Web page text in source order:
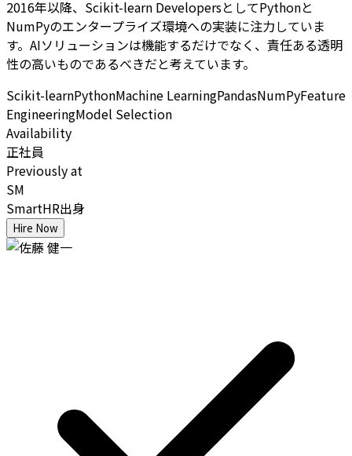
2016年以降、Scikit-learn DevelopersとしてPythonと
NumPyのエンタープライズ環境への実装に注力していま
す。AIソリューションは機能するだけでなく、責任ある透明
性の高いものであるべきだと考えています。
Scikit-learnPythonMachine LearningPandasNumPyFeature
EngineeringModel Selection
Availability
正社員
Previously at
SM
SmartHR出身
Hire Now